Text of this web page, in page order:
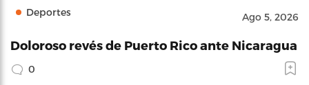
Deportes Ago 5, 2026
Doloroso revés de Puerto Rico ante Nicaragua
0